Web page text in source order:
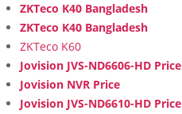
ZKTeco K40 Bangladesh
ZKTeco K40 Bangladesh
ZKTeco K60
Jovision JVS-ND6606-HD Price
Jovision NVR Price
Jovision JVS-ND6610-HD Price